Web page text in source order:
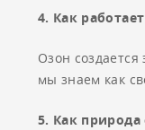
4. Как
Озон
мы знаем как
5. Как природа